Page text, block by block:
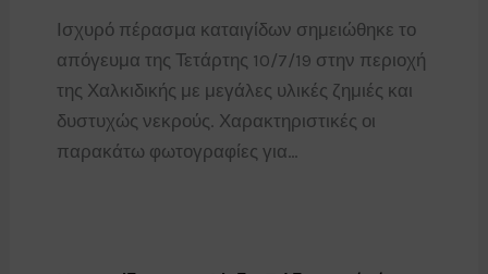
Ισχυρό πέρασμα καταιγίδων σημειώθηκε το
απόγευμα της Τετάρτης 10/7/19 στην περιοχή
της Χαλκιδικής με μεγάλες υλικές ζημιές και
δυστυχώς νεκρούς. Χαρακτηριστικές οι
παρακάτω φωτογραφίες για…